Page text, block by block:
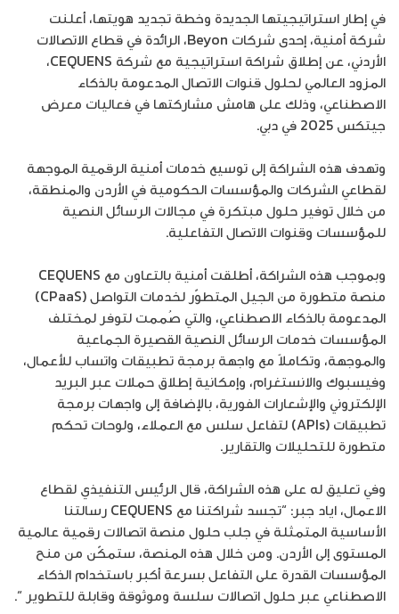
في إطار استراتيجيتها الجديدة وخطة تجديد هويتها، أعلنت
شركة أمنية، إحدى شركات Beyon، الرائدة في قطاع الاتصالات
الأردني، عن إطلاق شراكة استراتيجية مع شركة CEQUENS،
المزود العالمي لحلول قنوات الاتصال المدعومة بالذكاء
الاصطناعي، وذلك على هامش مشاركتها في فعاليات معرض
جيتكس 2025 في دبي.
وتهدف هذه الشراكة إلى توسيع خدمات أمنية الرقمية الموجهة
لقطاعي الشركات والمؤسسات الحكومية في الأردن والمنطقة،
من خلال توفير حلول مبتكرة في مجالات الرسائل النصية
للمؤسسات وقنوات الاتصال التفاعلية.
وبموجب هذه الشراكة، أطلقت أمنية بالتعاون مع CEQUENS
منصة متطورة من الجيل المتطوّر لخدمات التواصل (CPaaS)
المدعومة بالذكاء الاصطناعي، والتي صُممت لتوفر لمختلف
المؤسسات خدمات الرسائل النصية القصيرة الجماعية
والموجهة، وتكاملاً مع واجهة برمجة تطبيقات واتساب للأعمال،
وفيسبوك والانستغرام، وإمكانية إطلاق حملات عبر البريد
الإلكتروني والإشعارات الفورية، بالإضافة إلى واجهات برمجة
تطبيقات (APIs) لتفاعل سلس مع العملاء، ولوحات تحكم
متطورة للتحليلات والتقارير.
وفي تعليق له على هذه الشراكة، قال الرئيس التنفيذي لقطاع
الاعمال، اياد جبر: “تجسد شراكتنا مع CEQUENS رسالتنا
الأساسية المتمثلة في جلب حلول منصة اتصالات رقمية عالمية
المستوى إلى الأردن. ومن خلال هذه المنصة، ستمكّن من منح
المؤسسات القدرة على التفاعل بسرعة أكبر باستخدام الذكاء
الاصطناعي عبر حلول اتصالات سلسة وموثوقة وقابلة للتطوير “.